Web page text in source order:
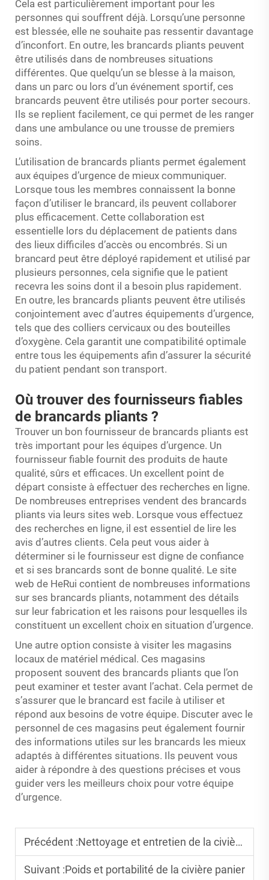
Cela est particulièrement important pour les
personnes qui souffrent déjà. Lorsqu’une personne
est blessée, elle ne souhaite pas ressentir davantage
d’inconfort. En outre, les brancards pliants peuvent
être utilisés dans de nombreuses situations
différentes. Que quelqu’un se blesse à la maison,
dans un parc ou lors d’un événement sportif, ces
brancards peuvent être utilisés pour porter secours.
Ils se replient facilement, ce qui permet de les ranger
dans une ambulance ou une trousse de premiers
soins.
L’utilisation de brancards pliants permet également
aux équipes d’urgence de mieux communiquer.
Lorsque tous les membres connaissent la bonne
façon d’utiliser le brancard, ils peuvent collaborer
plus efficacement. Cette collaboration est
essentielle lors du déplacement de patients dans
des lieux difficiles d’accès ou encombrés. Si un
brancard peut être déployé rapidement et utilisé par
plusieurs personnes, cela signifie que le patient
recevra les soins dont il a besoin plus rapidement.
En outre, les brancards pliants peuvent être utilisés
conjointement avec d’autres équipements d’urgence,
tels que des colliers cervicaux ou des bouteilles
d’oxygène. Cela garantit une compatibilité optimale
entre tous les équipements afin d’assurer la sécurité
du patient pendant son transport.
Où trouver des fournisseurs fiables
de brancards pliants ?
Trouver un bon fournisseur de brancards pliants est
très important pour les équipes d’urgence. Un
fournisseur fiable fournit des produits de haute
qualité, sûrs et efficaces. Un excellent point de
départ consiste à effectuer des recherches en ligne.
De nombreuses entreprises vendent des brancards
pliants via leurs sites web. Lorsque vous effectuez
des recherches en ligne, il est essentiel de lire les
avis d’autres clients. Cela peut vous aider à
déterminer si le fournisseur est digne de confiance
et si ses brancards sont de bonne qualité. Le site
web de HeRui contient de nombreuses informations
sur ses brancards pliants, notamment des détails
sur leur fabrication et les raisons pour lesquelles ils
constituent un excellent choix en situation d’urgence.
Une autre option consiste à visiter les magasins
locaux de matériel médical. Ces magasins
proposent souvent des brancards pliants que l’on
peut examiner et tester avant l’achat. Cela permet de
s’assurer que le brancard est facile à utiliser et
répond aux besoins de votre équipe. Discuter avec le
personnel de ces magasins peut également fournir
des informations utiles sur les brancards les mieux
adaptés à différentes situations. Ils peuvent vous
aider à répondre à des questions précises et vous
guider vers les meilleurs choix pour votre équipe
d’urgence.
Précédent :Nettoyage et entretien de la civière à godet
Suivant :Poids et portabilité de la civière panier